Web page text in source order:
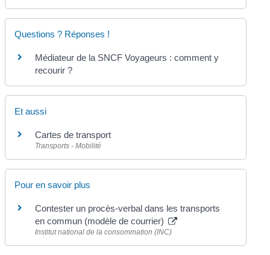
Questions ? Réponses !
Médiateur de la SNCF Voyageurs : comment y
recourir ?
Et aussi
Cartes de transport
Transports - Mobilité
Pour en savoir plus
Contester un procès-verbal dans les transports
en commun (modèle de courrier)
Institut national de la consommation (INC)